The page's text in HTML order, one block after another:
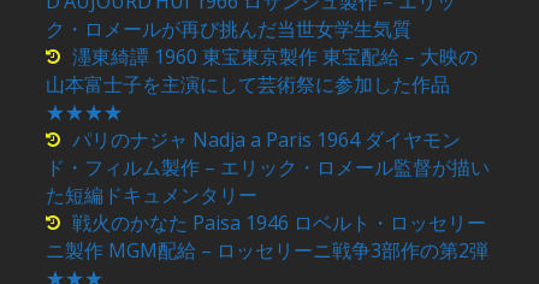
ク・ロメールが再び挑んだ当世女学生気質
濹東綺譚 1960 東宝東京製作 東宝配給 – 大映の
山本富士子を主演にして芸術祭に参加した作品
★★★★
パリのナジャ Nadja a Paris 1964 ダイヤモン
ド・フィルム製作 – エリック・ロメール監督が描い
た短編ドキュメンタリー
戦火のかなた Paisa 1946 ロベルト・ロッセリー
ニ製作 MGM配給 – ロッセリーニ戦争3部作の第2弾
★★★